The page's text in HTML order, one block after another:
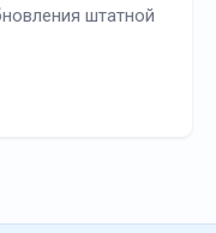
штатной